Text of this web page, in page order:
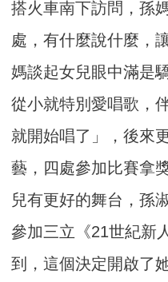
搭火車南下訪問，孫
處，有什麼說什麼，
媽談起女兒眼中滿是
從小就特別愛唱歌，
就開始唱了」，後來
藝，四處參加比賽拿
兒有更好的舞台，孫
參加三立《21世紀新
到，這個決定開啟了